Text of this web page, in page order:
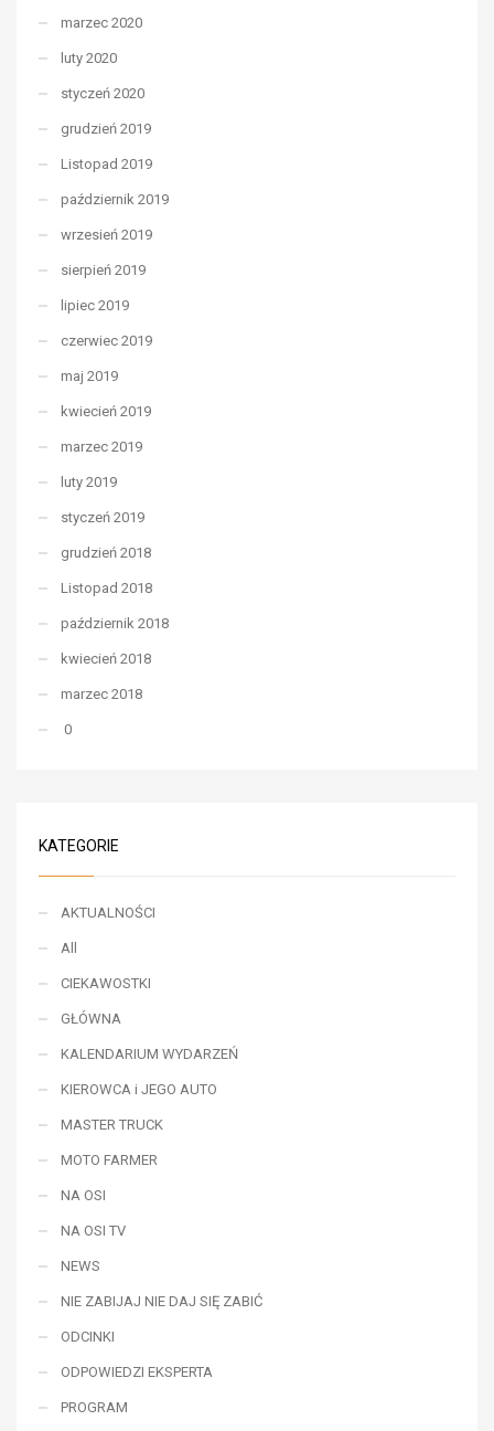
marzec 2020
luty 2020
styczeń 2020
grudzień 2019
Listopad 2019
październik 2019
wrzesień 2019
sierpień 2019
lipiec 2019
czerwiec 2019
maj 2019
kwiecień 2019
marzec 2019
luty 2019
styczeń 2019
grudzień 2018
Listopad 2018
październik 2018
kwiecień 2018
marzec 2018
0
KATEGORIE
AKTUALNOŚCI
All
CIEKAWOSTKI
GŁÓWNA
KALENDARIUM WYDARZEŃ
KIEROWCA i JEGO AUTO
MASTER TRUCK
MOTO FARMER
NA OSI
NA OSI TV
NEWS
NIE ZABIJAJ NIE DAJ SIĘ ZABIĆ
ODCINKI
ODPOWIEDZI EKSPERTA
PROGRAM